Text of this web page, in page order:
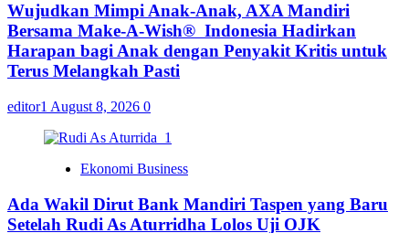
Wujudkan Mimpi Anak-Anak, AXA Mandiri
Bersama Make-A-Wish® Indonesia Hadirkan
Harapan bagi Anak dengan Penyakit Kritis untuk
Terus Melangkah Pasti
editor1 August 8, 2026 0
Ekonomi Business
Ada Wakil Dirut Bank Mandiri Taspen yang Baru
Setelah Rudi As Aturridha Lolos Uji OJK